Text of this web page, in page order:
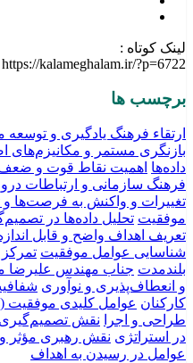
لینک کوتاه :
https://kalameghalam.ir/?p=6722
برچسب ها
ارتقاء فرهنگ یادگیری و
بازنگری مستمر و مکانیزم‌های
داده‌ها اهمیت نقاط قوت و ضعف
فرهنگ سازمانی و ارتباطات
تغییرات و واکنش به فرصت‌ها و
موفقیت تحلیل داده‌ها در
تعریف اهداف واضح و قابل
شناسایی عوامل موفقیت
بلندمدت جناب مهندس علیرضا
و انعطاف‌پذیری و نوآوری
کارکنان عوامل کلیدی موفقیت (CSFs)
طراحی و اجرا
نقش تصمیم‌گیری
در استراتژی نقش رهبری مؤثر
عوامل در رسیدن به اهداف